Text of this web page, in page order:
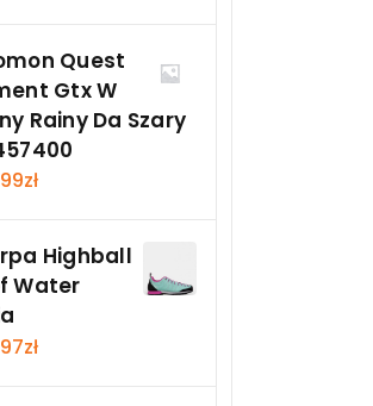
Quest
Gtx W
Rainy Da Szary
zł
Highball
Water
zł